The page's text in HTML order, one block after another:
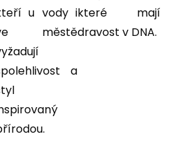
u vody i
městě
a
které mají
dravost v DNA.